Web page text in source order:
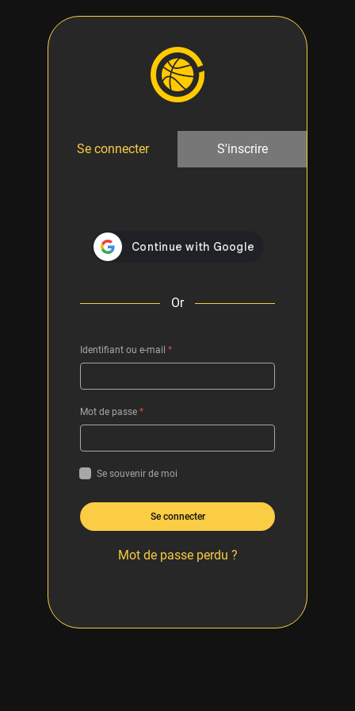
Se connecter S'inscrire
Or
Identifiant ou e-mail *
Mot de passe *
Se souvenir de moi
Se connecter
Mot de passe perdu ?